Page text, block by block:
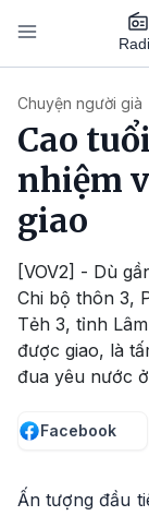
Nhảy đến nội dung
Chuyện người già
Cao
nhiệm
giao
[VOV2] - Dù
Chi bộ thôn 3,
Tẻh 3, tỉnh
được giao, là
đua yêu nước
Facebook
Ấn tượng đầu